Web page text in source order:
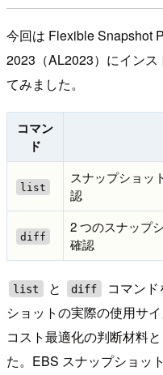
今回は Flexible Snapshot
2023（AL2023）にイン
てみました。
コマン
ド
list
スナップショッ
認
diff
2 つのスナップ
確認
list と diff
コマン
ショットの実際の使用サ
コスト最適化の判断材料
た。EBS スナップショッ